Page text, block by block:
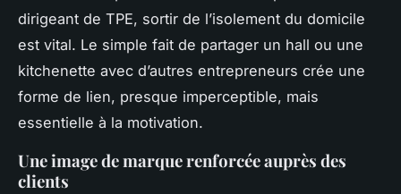
dirigeant de TPE, sortir de l’isolement du domicile
est vital. Le simple fait de partager un hall ou une
kitchenette avec d’autres entrepreneurs crée une
forme de lien, presque imperceptible, mais
essentielle à la motivation.
Une image de marque renforcée auprès des
clients